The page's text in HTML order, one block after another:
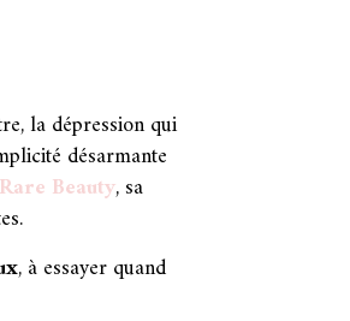
la dépression qui
désarmante
Rare Beauty, sa
, à essayer quand